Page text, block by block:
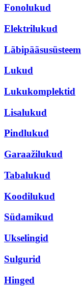
Fonolukud
Elektrilukud
Läbipääsusüsteem
Lukud
Lukukomplektid
Lisalukud
Pindlukud
Garaažilukud
Tabalukud
Koodilukud
Südamikud
Ukselingid
Sulgurid
Hinged